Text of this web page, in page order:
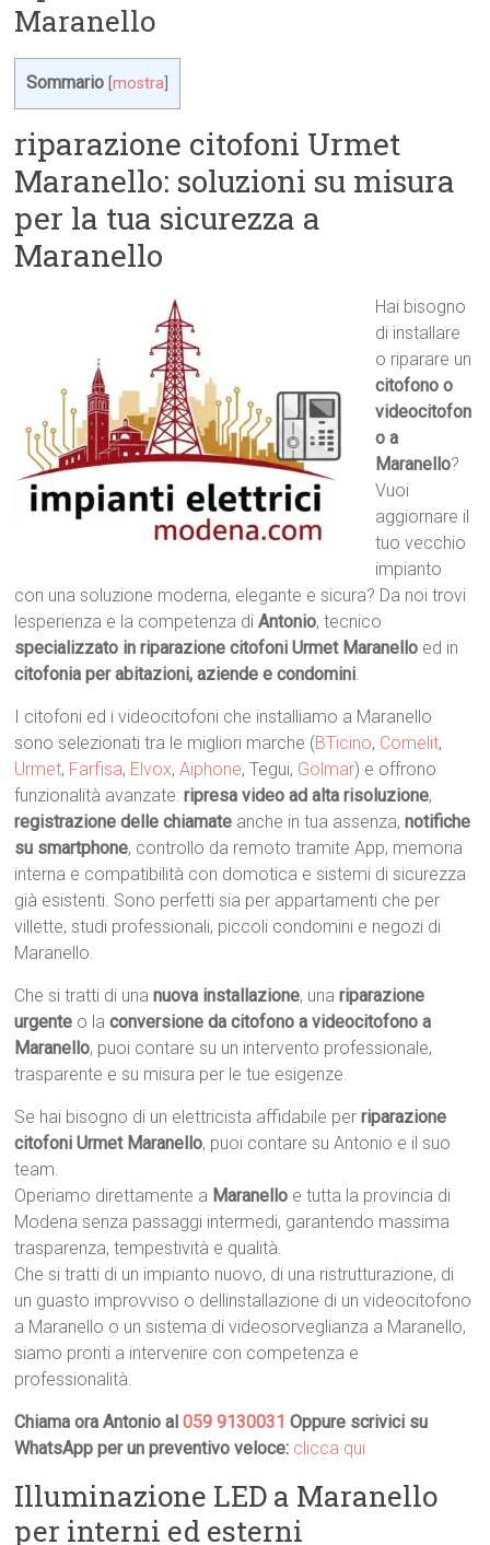
Maranello
Sommario [mostra
riparazione citofoni Urmet
Maranello: soluzioni su misura
per la tua sicurezza a
Maranello
Hai bisogno
di installare
o riparare un
citofono o
videocitofon
o a
Maranello?
Vuoi
aggiornare il
tuo vecchio
impianto
con una soluzione moderna, elegante e sicura? Da noi trovi
lesperienza e la competenza diAntonio, tecnico
specializzato in riparazione citofoni Urmet Maranello ed in
citofonia per abitazioni, aziende e condomini.
I citofoni ed i videocitofoni che installiamo a Maranello
sono selezionati tra le migliori marche (BTicino, Comelit,
Urmet, Farfisa, Elvox,Aiphone, Tegui, Golmar) e offrono
funzionalità avanzate:ripresa video ad alta risoluzione,
registrazione delle chiamate anche in tua assenza,notifiche
su smartphone, controllo da remoto tramite App, memoria
interna e compatibilità con domotica e sistemi di sicurezza
già esistenti. Sono perfetti sia per appartamenti che per
villette, studi professionali, piccoli condomini e negozi di
Maranello.
Che si tratti di unanuova installazione, unariparazione
urgente o laconversione da citofono a videocitofono a
Maranello, puoi contare su un intervento professionale,
trasparente e su misura per le tue esigenze.
Se hai bisogno di un elettricista affidabile perriparazione
citofoni Urmet Maranello, puoi contare su Antonio e il suo
team.
Operiamo direttamente a Maranello e tutta la provincia di
Modena senza passaggi intermedi, garantendo massima
trasparenza, tempestività e qualità.
Che si tratti di un impianto nuovo, di una ristrutturazione, di
un guasto improvviso o dellinstallazione di un videocitofono
a Maranello o un sistema di videosorveglianza a Maranello,
siamo pronti a intervenire con competenza e
professionalità.
Chiama ora Antonio al059 9130031 Oppure scrivici su
WhatsApp per un preventivo veloce: clicca qui
Illuminazione LED a Maranello
per interni ed esterni